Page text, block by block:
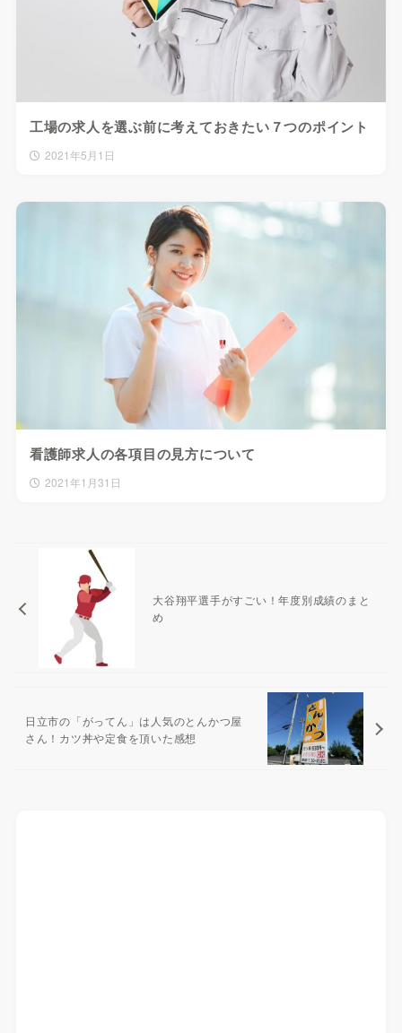
工場の求人を選ぶ前に考えておきたい７つのポイント
2021年5月1日
看護師求人の各項目の見方について
2021年1月31日
大谷翔平選手がすごい！年度別成績のまと
め
日立市の「がってん」は人気のとんかつ屋
さん！カツ丼や定食を頂いた感想